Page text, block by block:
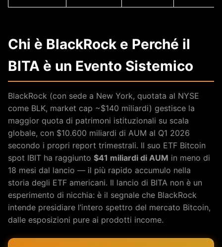
Chi è BlackRock e Perché il
BITA è un Evento Sistemico
BlackRock (con sede a New York, quotata al NYSE
come BLK, market cap ~$140 miliardi) gestisce la
maggior quota di patrimoni istituzionali su scala
globale, con $10.600 miliardi di AUM al Q1 2026
secondo i propri report trimestrali. Il suo ETF Bitcoin
spot IBIT ha raggiunto $41 miliardi di AUM in meno di
18 mesi dal lancio — il più rapido accumulo nella
storia degli ETF americani. Il lancio di BITA non è un
esperimento di nicchia: è il segnale che BlackRock
intende presidiare l’intero spettro del mercato Bitcoin,
dalle esposizioni pure ai prodotti income.